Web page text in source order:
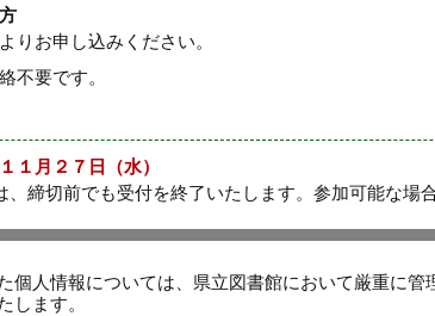
りお申し込みください。
不要です。
１月２７日（水）
締切前でも受付を終了いたします。参加可能な場
個人情報については、県立図書館において厳重に管
します。